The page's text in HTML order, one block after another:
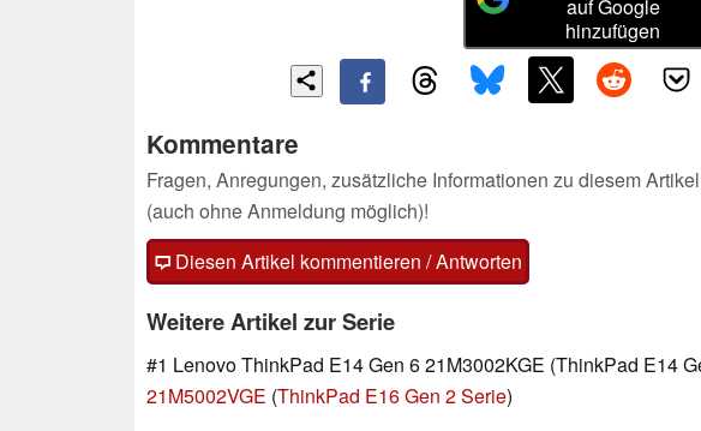
auf Google
hinzufügen
Kommentare
Fragen, Anregungen, zusätzliche Informationen zu diesem
(auch ohne Anmeldung möglich)!
Diesen Artikel kommentieren / Antworten
Weitere Artikel zur Serie
#1 Lenovo ThinkPad E14 Gen 6 21M3002KGE (ThinkPad E14
21M5002VGE (ThinkPad E16 Gen 2 Serie)